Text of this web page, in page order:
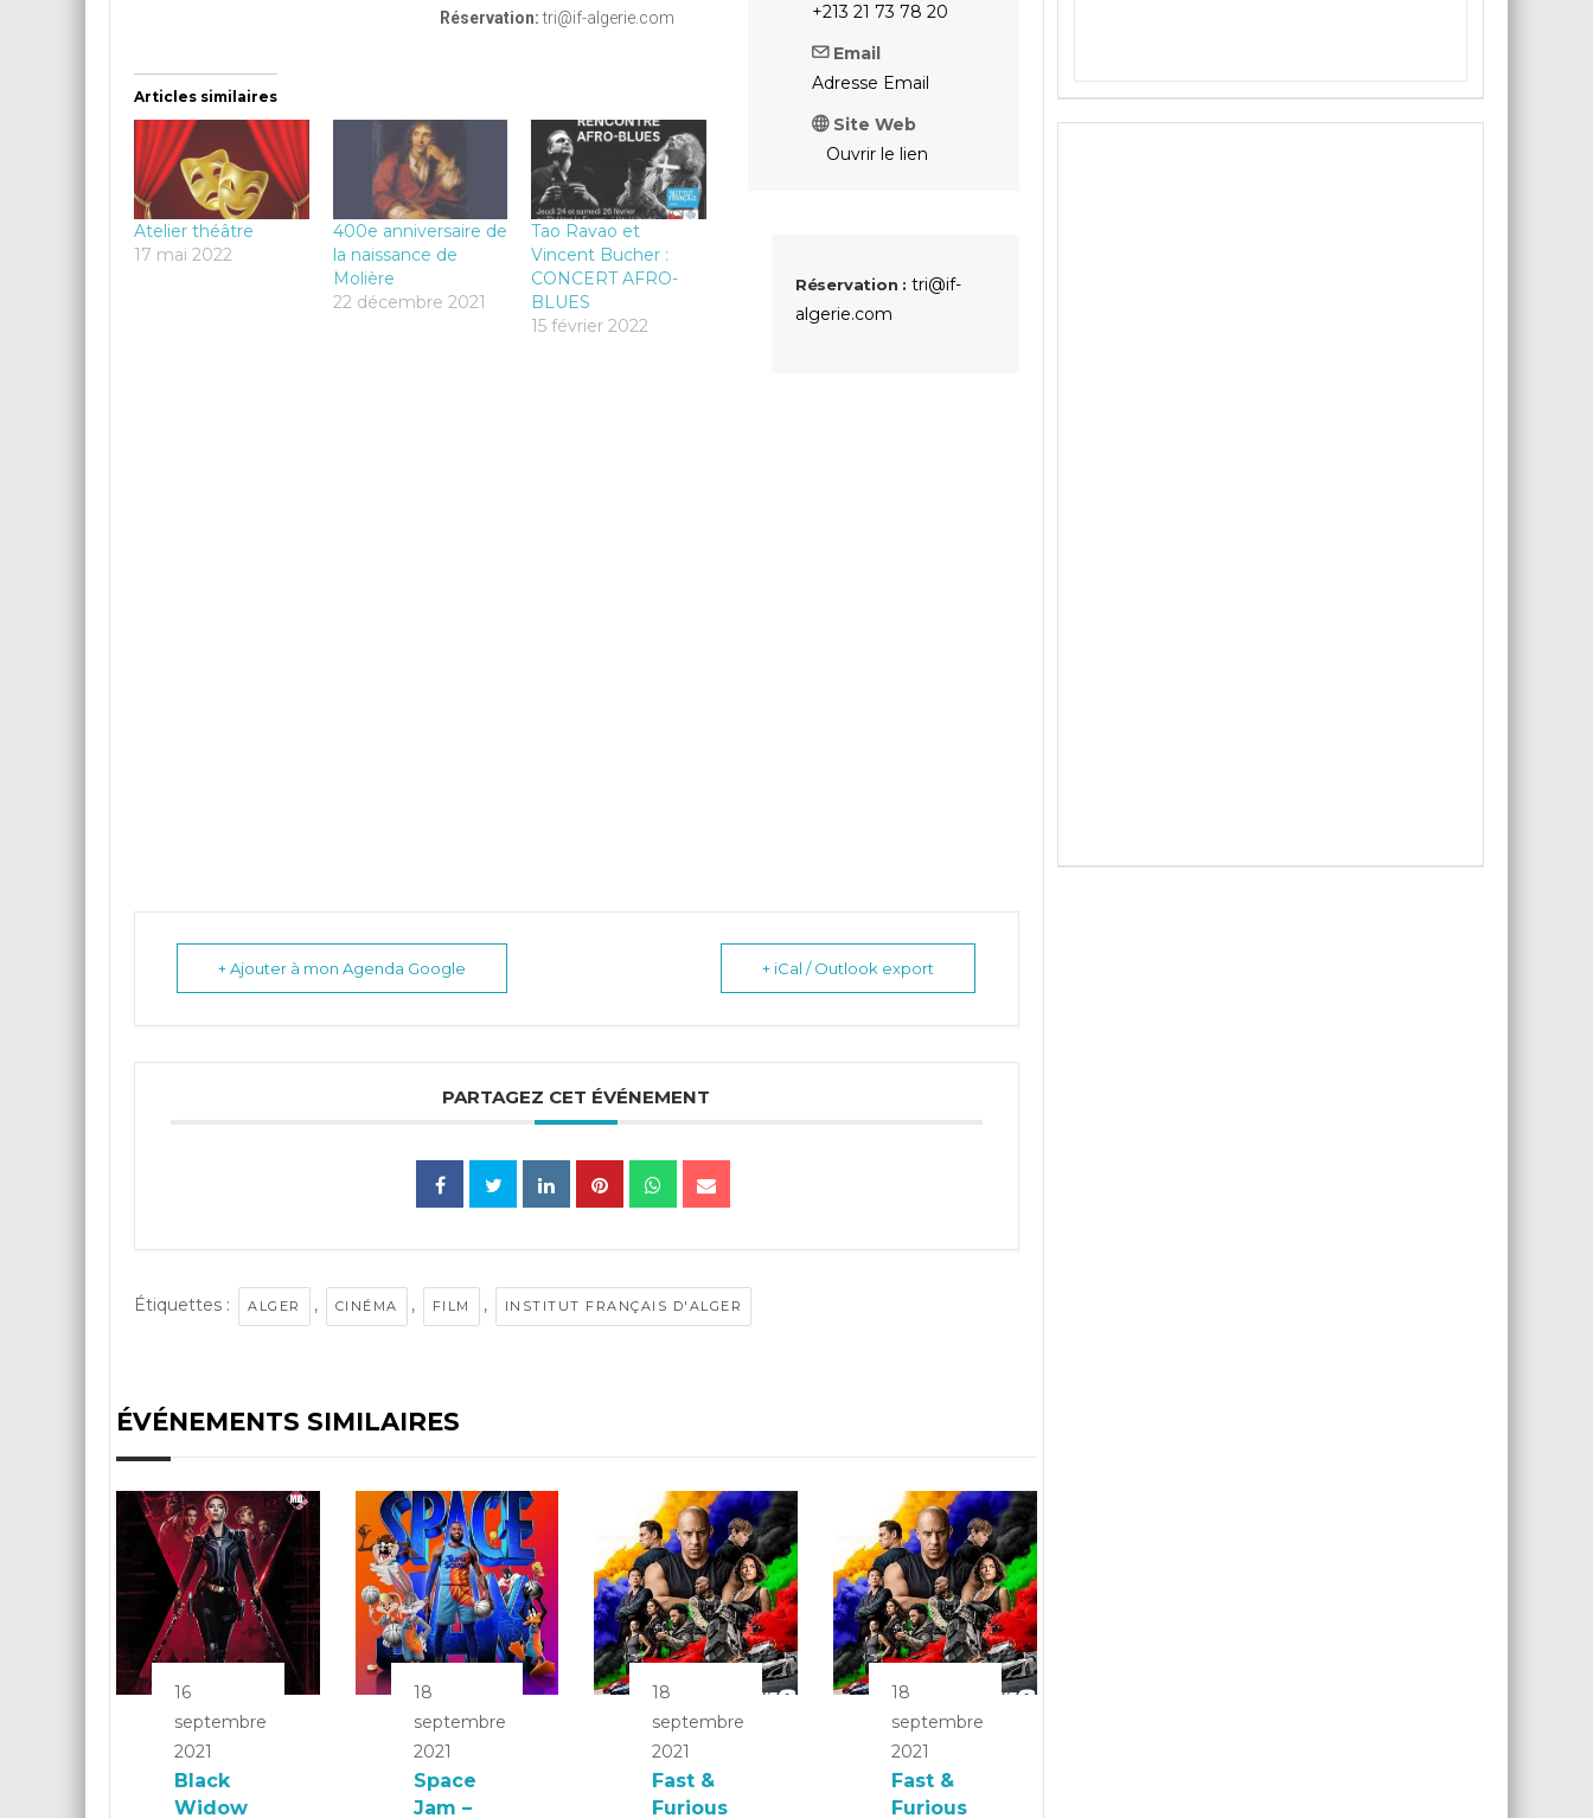
Réservation:tri@if-algerie.com
Articles similaires
Atelier théâtre
17 mai 2022
400e anniversaire de
la naissance de
Molière
22 décembre 2021
Tao Ravao et
Vincent Bucher :
CONCERT AFRO-
BLUES
15 février 2022
+213 21 73 78 20
Email
Adresse Email
Site Web
Ouvrir le lien
Réservation :tri@if-
algerie.com
+ Ajouter à mon Agenda Google + iCal / Outlook export
PARTAGEZ CET ÉVÉNEMENT
Étiquettes : ALGER , CINÉMA , FILM , INSTITUT FRANÇAIS D'ALGER
ÉVÉNEMENTS SIMILAIRES
16
septembre
2021
Black
Widow
18
septembre
2021
Space
Jam –
18
septembre
2021
Fast &
Furious
18
septembre
2021
Fast &
Furious